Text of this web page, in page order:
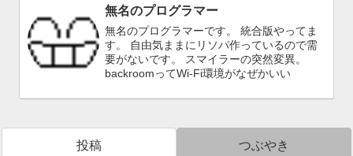
無名のプログラマー
無名のプログラマーです。 統合版やってま
す。 自由気ままにリソパ作っているので需
要がないです。 スマイラーの突然変異。
backroomってWi-Fi環境がなぜかいい
投稿 つぶやき